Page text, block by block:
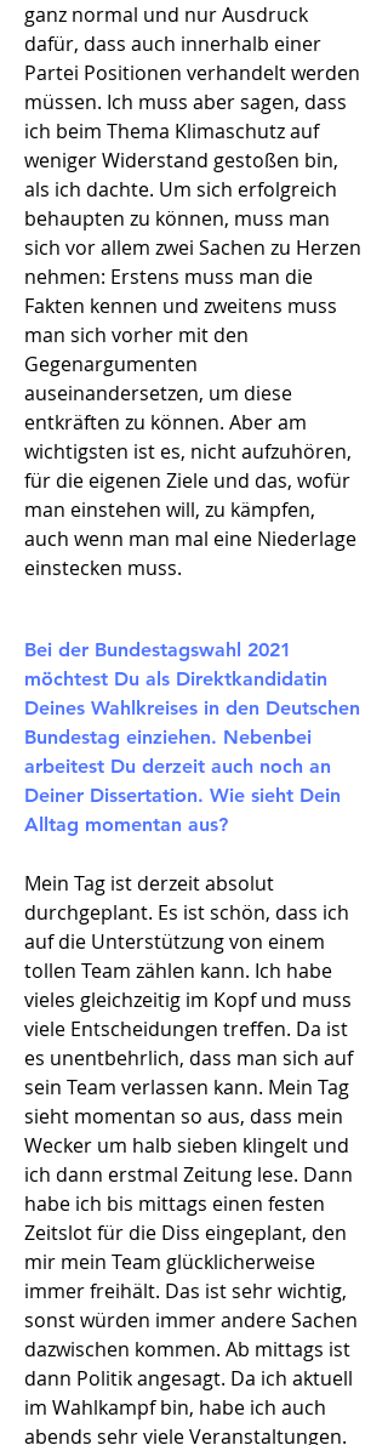
ganz normal und nur Ausdruck
dafür, dass auch innerhalb einer
Partei Positionen verhandelt werden
müssen. Ich muss aber sagen, dass
ich beim Thema Klimaschutz auf
weniger Widerstand gestoßen bin,
als ich dachte. Um sich erfolgreich
behaupten zu können, muss man
sich vor allem zwei Sachen zu Herzen
nehmen: Erstens muss man die
Fakten kennen und zweitens muss
man sich vorher mit den
Gegenargumenten
auseinandersetzen, um diese
entkräften zu können. Aber am
wichtigsten ist es, nicht aufzuhören,
für die eigenen Ziele und das, wofür
man einstehen will, zu kämpfen,
auch wenn man mal eine Niederlage
einstecken muss.
Bei der Bundestagswahl 2021
möchtest Du als Direktkandidatin
Deines Wahlkreises in den Deutschen
Bundestag einziehen. Nebenbei
arbeitest Du derzeit auch noch an
Deiner Dissertation. Wie sieht Dein
Alltag momentan aus?​
Mein Tag ist derzeit absolut
durchgeplant. Es ist schön, dass ich
auf die Unterstützung von einem
tollen Team zählen kann. Ich habe
vieles gleichzeitig im Kopf und muss
viele Entscheidungen treffen. Da ist
es unentbehrlich, dass man sich auf
sein Team verlassen kann. Mein Tag
sieht momentan so aus, dass mein
Wecker um halb sieben klingelt und
ich dann erstmal Zeitung lese. Dann
habe ich bis mittags einen festen
Zeitslot für die Diss eingeplant, den
mir mein Team glücklicherweise
immer freihält. Das ist sehr wichtig,
sonst würden immer andere Sachen
dazwischen kommen. Ab mittags ist
dann Politik angesagt. Da ich aktuell
im Wahlkampf bin, habe ich auch
abends sehr viele Veranstaltungen.